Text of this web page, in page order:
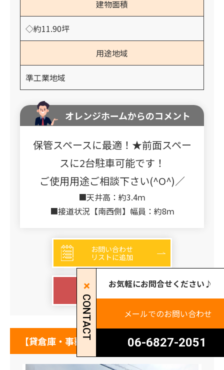
建物面積
◇約11.90坪
用途地域
準工業地域
オレンジホームからのコメント
保管スペースに最適！★前面スペー
スに2台駐車可能です！
ご使用用途ご相談下さい(^O^)／
■天井高：約3.4ｍ
■接道状況【南西側】幅員：約8ｍ
お問い合わせ
リストに追加
詳細を見る
【貸倉庫・事務所】大阪府大阪市住吉区長居
CONTACT
お気軽にお問合せください♪
メールでのお問い合わせ
06-6827-2051